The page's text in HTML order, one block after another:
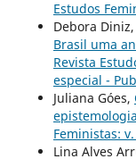
Estudos
Debora
Brasil uma
Revista
especial -
Juliana Góes,
Feministas:
Lina Alves